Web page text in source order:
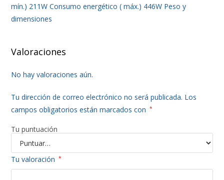
mín.) 211W Consumo energético ( máx.) 446W Peso y
dimensiones
Valoraciones
No hay valoraciones aún.
Tu dirección de correo electrónico no será publicada. Los
campos obligatorios están marcados con
*
Tu puntuación
Tu valoración *